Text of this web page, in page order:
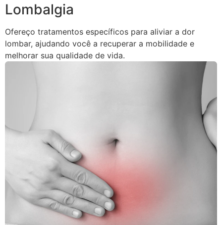
Lombalgia
Ofereço tratamentos específicos para aliviar a dor
lombar, ajudando você a recuperar a mobilidade e
melhorar sua qualidade de vida.